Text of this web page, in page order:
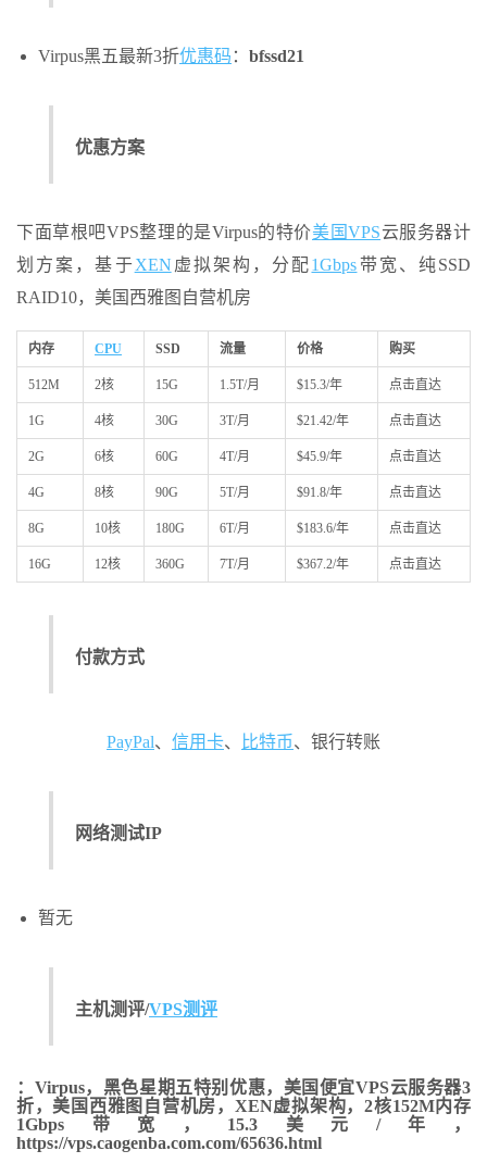
Virpus黑五最新3折优惠码 ： bfssd21
优惠方案
下面草根吧VPS整理的是Virpus的特价美国VPS云服务器计
划方案，基于XEN 虚拟架构，分配1Gbps带宽、纯SSD
RAID10，美国西雅图自营机房
内存 CPU SSD 流量 价格 购买
512M 2核 15G 1.5T/月 $15.3/年 点击直达
1G 4核 30G 3T/月 $21.42/年 点击直达
2G 6核 60G 4T/月 $45.9/年 点击直达
4G 8核 90G 5T/月 $91.8/年 点击直达
8G 10核 180G 6T/月 $183.6/年 点击直达
16G 12核 360G 7T/月 $367.2/年 点击直达
付款方式
PayPal、 信用卡、 比特币、银行转账
网络测试IP
暂无
主机测评/VPS测评
：Virpus，黑色星期五特别优惠，美国便宜VPS云服务器3
折，美国西雅图自营机房，XEN虚拟架构，2核152M内存
1Gbps带宽，15.3美元/年，
https://vps.caogenba.com.com/65636.html